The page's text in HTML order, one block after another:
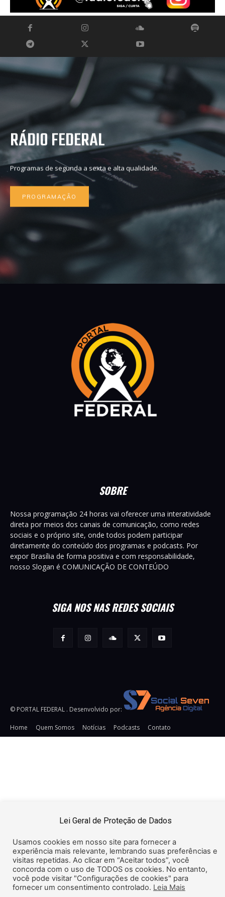
RÁDIO FEDERAL
Programas de segunda a sexta e alta qualidade.
PROGRAMAÇÃO
SOBRE
Nossa programação 24 horas vai oferecer uma interatividade
direta por meios dos canais de comunicação, como redes
sociais e o próprio site, onde todos podem participar
diretamente do conteúdo dos programas e podcasts. Por
expor Brasília de forma positiva e com responsabilidade,
nosso Slogan é COMUNICAÇÃO DE CONTEÚDO
SIGA NOS NAS REDES SOCIAIS
© PORTAL FEDERAL . Desenvolvido por:
Home Quem Somos Notícias Podcasts Contato
Lei Geral de Proteção de Dados
Usamos cookies em nosso site para fornecer a
experiência mais relevante, lembrando suas preferências e
visitas repetidas. Ao clicar em “Aceitar todos”, você
concorda com o uso de TODOS os cookies. No entanto,
você pode visitar "Configurações de cookies" para
fornecer um consentimento controlado. Leia Mais
t=eyJiIjogOTI5LCAiZSI6ICJjbGljayJ9 Pixel Click Tracking
t=eyJiIjogOTI5LCAiZSI6ICJjbGljayJ9